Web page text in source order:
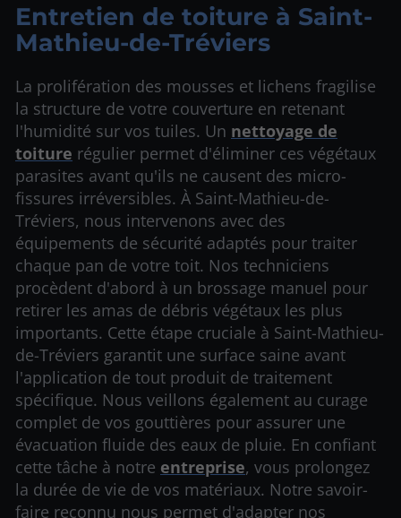
Entretien de toiture à Saint-
Mathieu-de-Tréviers
La prolifération des mousses et lichens fragilise
la structure de votre couverture en retenant
l'humidité sur vos tuiles. Un nettoyage de
toiture régulier permet d'éliminer ces végétaux
parasites avant qu'ils ne causent des micro-
fissures irréversibles. À Saint-Mathieu-de-
Tréviers, nous intervenons avec des
équipements de sécurité adaptés pour traiter
chaque pan de votre toit. Nos techniciens
procèdent d'abord à un brossage manuel pour
retirer les amas de débris végétaux les plus
importants. Cette étape cruciale à Saint-Mathieu-
de-Tréviers garantit une surface saine avant
l'application de tout produit de traitement
spécifique. Nous veillons également au curage
complet de vos gouttières pour assurer une
évacuation fluide des eaux de pluie. En confiant
cette tâche à notre entreprise, vous prolongez
la durée de vie de vos matériaux. Notre savoir-
faire reconnu nous permet d'adapter nos